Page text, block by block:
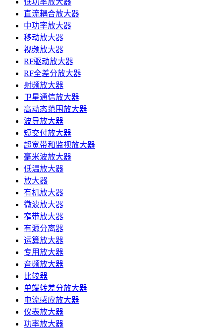
低功率放大器
直流耦合放大器
中功率放大器
移动放大器
视频放大器
RF驱动放大器
RF全差分放大器
射频放大器
卫星通信放大器
高动态范围放大器
波导放大器
短交付放大器
超宽带和监视放大器
毫米波放大器
低温放大器
放大器
有机放大器
微波放大器
窄带放大器
有源分离器
运算放大器
专用放大器
音频放大器
比较器
单端转差分放大器
电流感应放大器
仪表放大器
功率放大器